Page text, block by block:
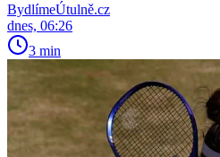
BydlímeÚtulně.cz
dnes, 06:26
3 min